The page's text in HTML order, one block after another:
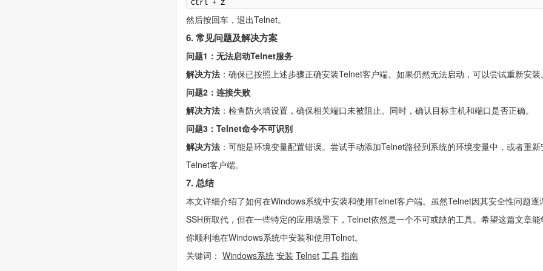
Ctrl + Z
然后按回车，退出Telnet。
6. 常见问题及解决方案
问题1：无法启动Telnet服务
解决方法 ：确保已按照上述步骤正确安装Telnet客户端。如果仍然无法启动，可以尝试重新安装。
问题2：连接失败
解决方法 ：检查防火墙设置，确保相关端口未被阻止。同时，确认目标主机和端口是否正确。
问题3：Telnet命令不可识别
解决方法 ：可能是环境变量配置错误。尝试手动添加Telnet路径到系统的环境变量中，或者重新
Telnet客户端。
7. 总结
本文详细介绍了如何在Windows系统中安装和使用Telnet客户端。虽然Telnet因其安全性问题逐
SSH所取代，但在一些特定的应用场景下，Telnet依然是一个不可或缺的工具。希望这篇文章能
你顺利地在Windows系统中安装和使用Telnet。
关键词：Windows系统 安装 Telnet 工具 指南